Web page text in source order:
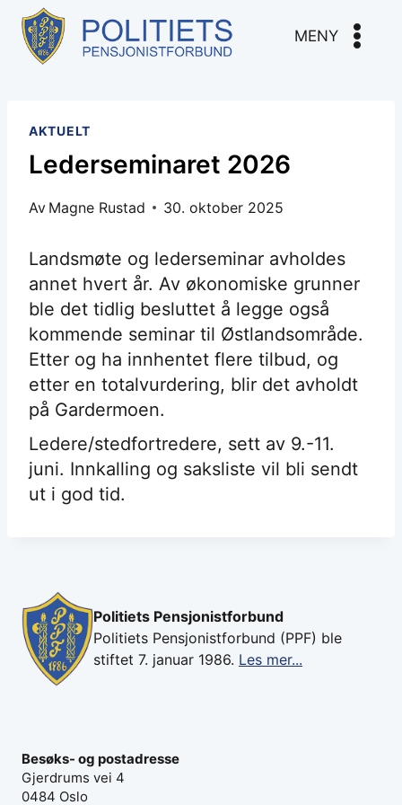
Skip
content
MENY
AKTUELT
Lederseminaret 2026
Av Magne Rustad 30. oktober 2025
Landsmøte og lederseminar avholdes
annet hvert år. Av økonomiske grunner
ble det tidlig besluttet å legge også
kommende seminar til Østlandsområde.
Etter og ha innhentet flere tilbud, og
etter en totalvurdering, blir det avholdt
på Gardermoen.
Ledere/stedfortredere, sett av 9.-11.
juni. Innkalling og saksliste vil bli sendt
ut i god tid.
Politiets Pensjonistforbund
Politiets Pensjonistforbund (PPF) ble
stiftet 7. januar 1986. Les mer...
Besøks- og postadresse
Gjerdrums vei 4
0484 Oslo